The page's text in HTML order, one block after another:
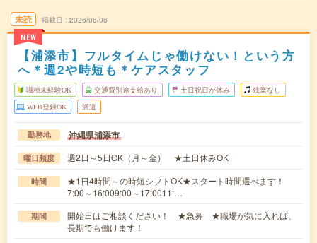
未読
NEW
掲載日 2026/08/08
【浦添市】フルタイムじゃ働けない！という方
へ＊週2や時短も＊ケアスタッフ
職種未経験OK 交通費別途支給あり 土日祝日が休み 残業なし
WEB登録OK 派遣
勤務地 沖縄県浦添市
曜日頻度 週2日～5日OK（月～金） ★土日休みOK
時間
★1日4時間～の時短シフトOK★スタート時間選べます！
7:00～16:009:00～17:0011:…
期間
開始日はご相談ください！ ★急募 ★職場が気に入れば、
長期でも働けます！